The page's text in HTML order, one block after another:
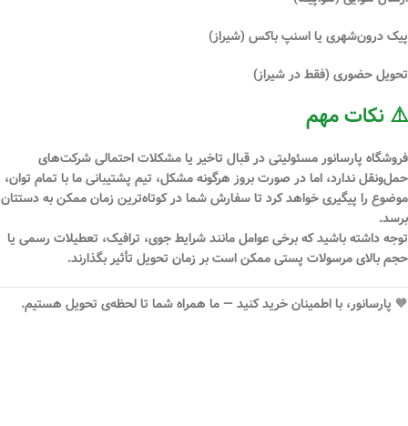
پیک درون‌شهری یا اسنپ باکس (شیراز)
تحویل حضوری (فقط در شیراز)
⚠️ نکات مهم
فروشگاه پارسانورمسئولیتی در قبال تاخیر یا مشکلات احتمالی شرکت‌های
حمل‌ونقلندارد، اما در صورت بروز هرگونه مشکل، تیم پشتیبانی ما با تمام توان،
موضوع را پیگیری خواهد کرد تا سفارش شما در کوتاه‌ترین زمان ممکن به دستتان
برسد.
توجه داشته باشید که برخی عوامل مانند شرایط جوی، ترافیک، تعطیلات رسمی یا
حجم بالای مرسولات پستی ممکن است بر زمان تحویل تأثیر بگذارند.
🧡 پارسانور، با اطمینان خرید کنید — ما همراه شما تا لحظه‌ی تحویل هستیم.